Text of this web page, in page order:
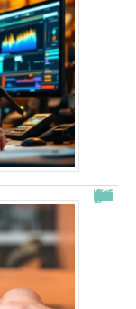
Combien de fois peut-on passer en commission logement ?